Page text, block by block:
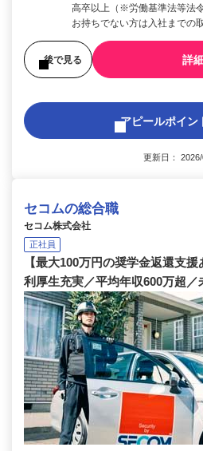
高卒以上（※労働基準法等法
お持ちでない方は入社までの
後で見る 詳
アピールポイン
更新日：
セコムの総合職
セコム株式会社
正社員
【最大100万円の奨学金返還支
利厚生充実／平均年収600万超／